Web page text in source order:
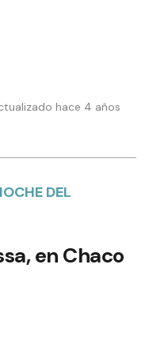
hace 4 años
DEL
en Chaco